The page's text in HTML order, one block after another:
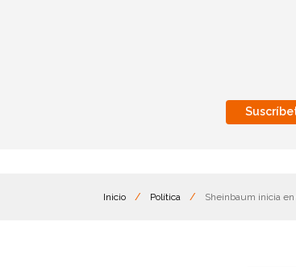
Inicio / Política / Sheinbaum inicia